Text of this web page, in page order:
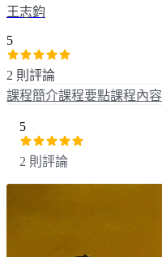
王志鈞
5
2 則評論
課程簡介課程要點課程內容
5
2 則評論